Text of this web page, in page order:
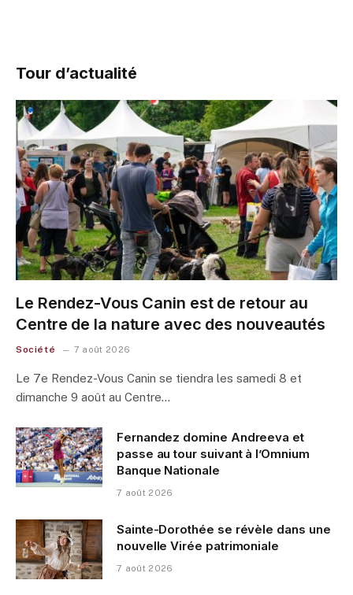
Tour d’actualité
Le Rendez-Vous Canin est de retour au
Centre de la nature avec des nouveautés
Société 7 août 2026
Le 7e Rendez-Vous Canin se tiendra les samedi 8 et
dimanche 9 août au Centre…
Fernandez domine Andreeva et
passe au tour suivant à l’Omnium
Banque Nationale
7 août 2026
Sainte-Dorothée se révèle dans une
nouvelle Virée patrimoniale
7 août 2026